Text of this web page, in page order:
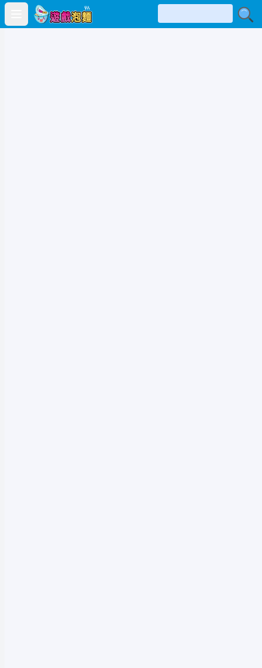
Open main menu